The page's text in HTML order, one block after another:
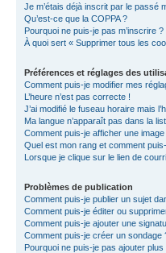
Je m’étais déjà inscrit par le passé
Qu’est-ce que la COPPA ?
Pourquoi ne puis-je pas m’inscrire ?
À quoi sert « Supprimer tous les
Préférences et réglages des
Comment puis-je modifier mes
L’heure n’est pas correcte !
J’ai modifié le fuseau horaire mais
Ma langue n’apparaît pas dans la
Comment puis-je afficher une
Quel est mon rang et comment
Lorsque je clique sur le lien de
Problèmes de publication
Comment puis-je publier un sujet
Comment puis-je éditer ou
Comment puis-je ajouter une
Comment puis-je créer un sondage
Pourquoi ne puis-je pas ajouter plus